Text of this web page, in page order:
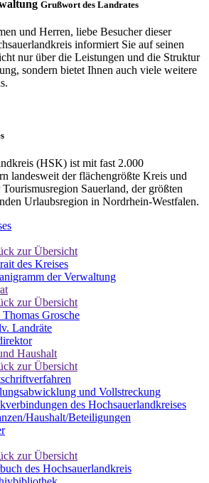
Grußwort des Landrates
und Herren, liebe Besucher dieser
informiert Sie auf seinen
nur über die Leistungen und die Struktur
sondern bietet Ihnen auch viele weitere
(HSK) ist mit fast 2.000
landesweit der flächengrößte Kreis und
Sauerland, der größten
Urlaubsregion in Nordrhein-Westfalen.
zur Übersicht
des Kreises
der Verwaltung
zur Übersicht
Grosche
Landräte
Haushalt
zur Übersicht
und Vollstreckung
des Hochsauerlandkreises
Haushalt/Beteiligungen
zur Übersicht
des Hochsauerlandkreis